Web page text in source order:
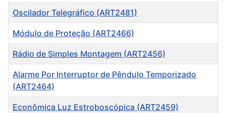
Oscilador Telegráfico (ART2481)
Módulo de Proteção (ART2466)
Rádio de Simples Montagem (ART2456)
Alarme Por Interruptor de Pêndulo Temporizado
(ART2464)
Econômica Luz Estroboscópica (ART2459)